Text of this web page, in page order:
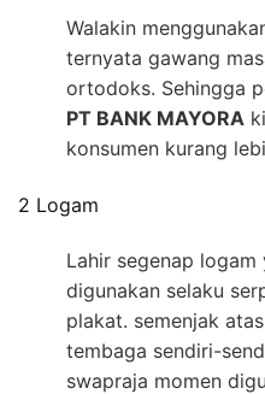
Walakin
ternyata gawang
ortodoks. Sehingga
PT BANK MAYORA
konsumen kurang
2 Logam
Lahir segenap
digunakan selaku
plakat. semenjak
tembaga sendiri-
swapraja momen